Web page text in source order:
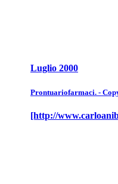
Luglio 2000
Prontuariofarmaci. -
[http://